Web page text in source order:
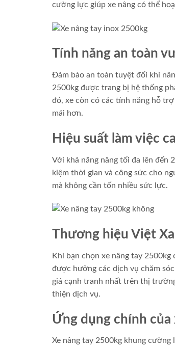
cường lực giúp xe nâng có thể
Tính năng an toàn
Đảm bảo an toàn tuyệt đối khi
2500kg được trang bị hệ thống
đó, xe còn có các tính năng hỗ
mái hơn.
Hiệu suất làm việc
Với khả năng nâng tối đa lên đến
kiệm thời gian và công sức cho
mà không cần tốn nhiều sức lực.
Thương hiệu Việt
Khi bạn chọn xe nâng tay 2500kg
được hưởng các dịch vụ chăm
giá cạnh tranh nhất trên thị
thiện dịch vụ.
Ứng dụng chính
Xe nâng tay 2500kg khung